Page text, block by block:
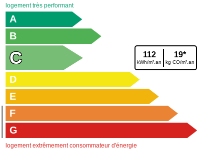
logement très performant
A
B
112
kWh/m².an
19*
kg CO/m².an
C
D
E
F
G
logement extrêmement consommateur d'énergie